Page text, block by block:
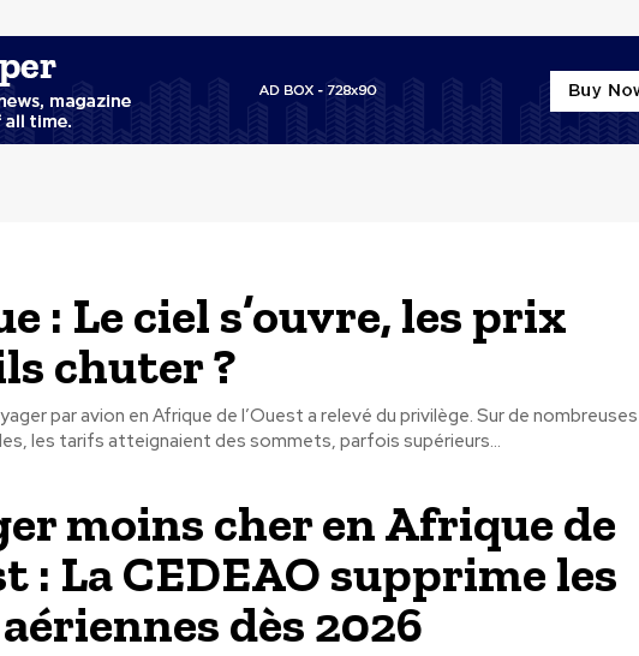
: Le ciel s’ouvre, les prix
chuter ?
par avion en Afrique de l’Ouest a relevé du privilège. Sur de nombreuses
les tarifs atteignaient des sommets, parfois supérieurs...
moins cher en Afrique de
: La CEDEAO supprime les
dès 2026